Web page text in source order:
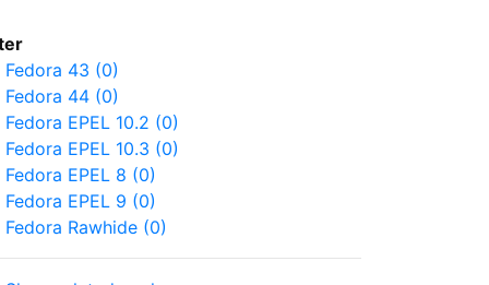
Fedora 43 (0)
Fedora 44 (0)
Fedora EPEL 10.2 (0)
Fedora EPEL 10.3 (0)
Fedora EPEL 8 (0)
Fedora EPEL 9 (0)
Fedora Rawhide (0)